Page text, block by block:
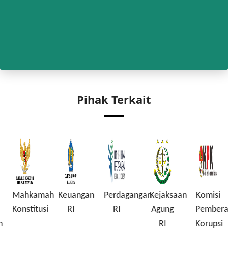
Pihak Terkait
Mahkamah
Konstitusi
Keuangan
RI
Perdagangan
RI
Kejaksaan
Agung
RI
Komisi
Korupsi